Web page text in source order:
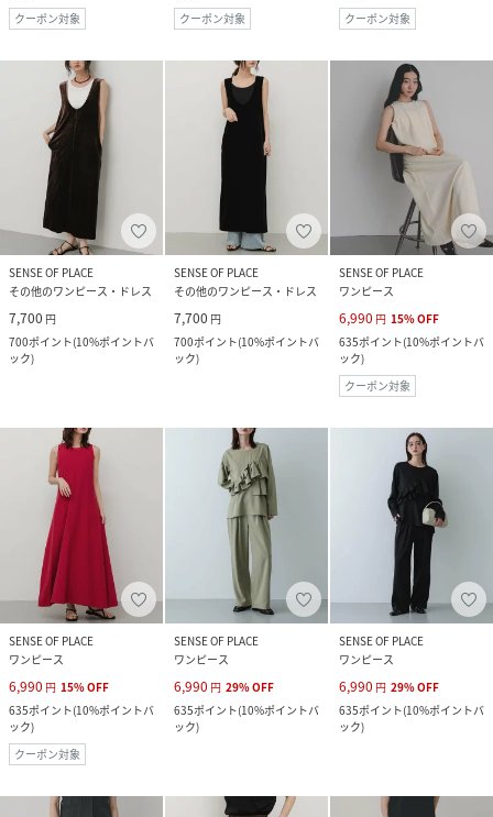
クーポン対象
クーポン対象
クーポン対象
SENSE OF PLACE
その他のワンピース・ドレス
7,700 円
700ポイント(10%ポイントバ
ック)
SENSE OF PLACE
その他のワンピース・ドレス
7,700 円
700ポイント(10%ポイントバ
ック)
SENSE OF PLACE
ワンピース
6,990 円 15%OFF
635ポイント(10%ポイントバ
ック)
クーポン対象
SENSE OF PLACE
ワンピース
6,990 円 15%OFF
635ポイント(10%ポイントバ
ック)
クーポン対象
SENSE OF PLACE
ワンピース
6,990 円 29%OFF
635ポイント(10%ポイントバ
ック)
SENSE OF PLACE
ワンピース
6,990 円 29%OFF
635ポイント(10%ポイントバ
ック)